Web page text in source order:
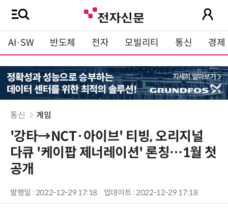
AI·SW 반도체 전자 모빌리티 통신 경제
통신 게임
'강타→NCT·아이브' 티빙, 오리지널
다큐 '케이팝 제너레이션' 론칭…1월 첫
공개
발행일 : 2022-12-29 17:18 업데이트 : 2022-12-29 17:18